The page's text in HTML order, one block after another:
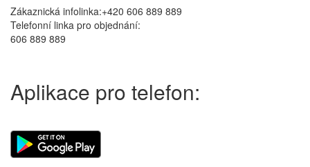
Zákaznická infolinka:+420 606 889 889
Telefonní linka pro objednání:
606 889 889
Aplikace pro telefon: